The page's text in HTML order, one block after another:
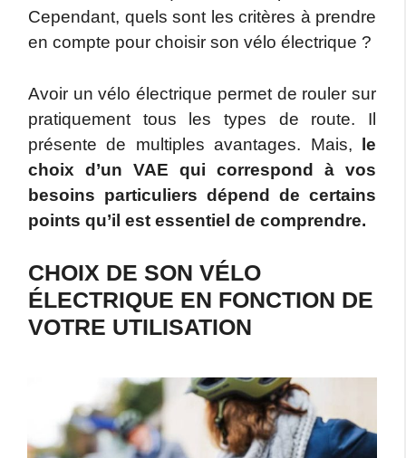
Cependant, quels sont les critères à prendre
en compte pour choisir son vélo électrique ?
Avoir un vélo électrique permet de rouler sur
pratiquement tous les types de route. Il
présente de multiples avantages. Mais,
le
choix d’un VAE qui correspond à vos
besoins particuliers dépend de certains
points qu’il est essentiel de comprendre.
CHOIX DE SON VÉLO
ÉLECTRIQUE EN FONCTION DE
VOTRE UTILISATION